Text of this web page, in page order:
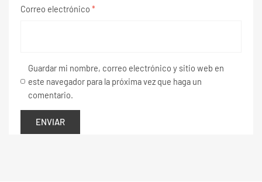
Correo electrónico *
Guardar mi nombre, correo electrónico y sitio web en
este navegador para la próxima vez que haga un
comentario.